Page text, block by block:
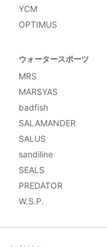
YCM
OPTIMUS
ウォータースポーツ
MRS
MARSYAS
badfish
SALAMANDER
SALUS
sandiline
SEALS
PREDATOR
W.S.P.